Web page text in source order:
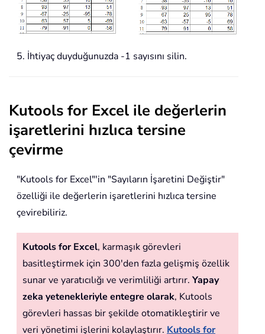
5. İhtiyaç duyduğunuzda -1 sayısını silin.
Kutools for Excel ile değerlerin
işaretlerini hızlıca tersine
çevirme
"Kutools for Excel"'in "Sayıların İşaretini Değiştir"
özelliği ile değerlerin işaretlerini hızlıca tersine
çevirebiliriz.
Kutools for Excel, karmaşık görevleri
basitleştirmek için 300'den fazla gelişmiş özellik
sunar ve yaratıcılığı ve verimliliği artırır. Yapay
zeka yetenekleriyle entegre olarak, Kutools
görevleri hassas bir şekilde otomatikleştirir ve
veri yönetimi işlerini kolaylaştırır. Kutools for